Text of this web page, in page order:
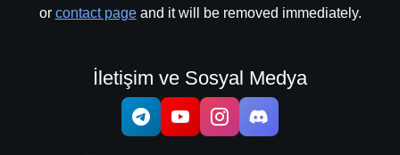
or contact pageand it will be removed immediately.
İletişim ve Sosyal Medya